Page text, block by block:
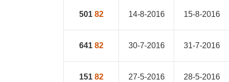
501 82 14-8-2016 15-8-2016
641 82 30-7-2016 31-7-2016
151 82 27-5-2016 28-5-2016